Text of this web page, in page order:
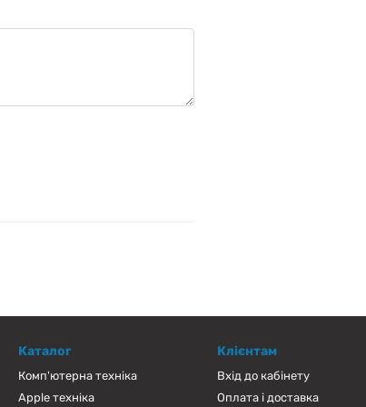
Каталог
Комп'ютерна техніка
Apple техніка
Клієнтам
Вхід до кабінету
Оплата і доставка